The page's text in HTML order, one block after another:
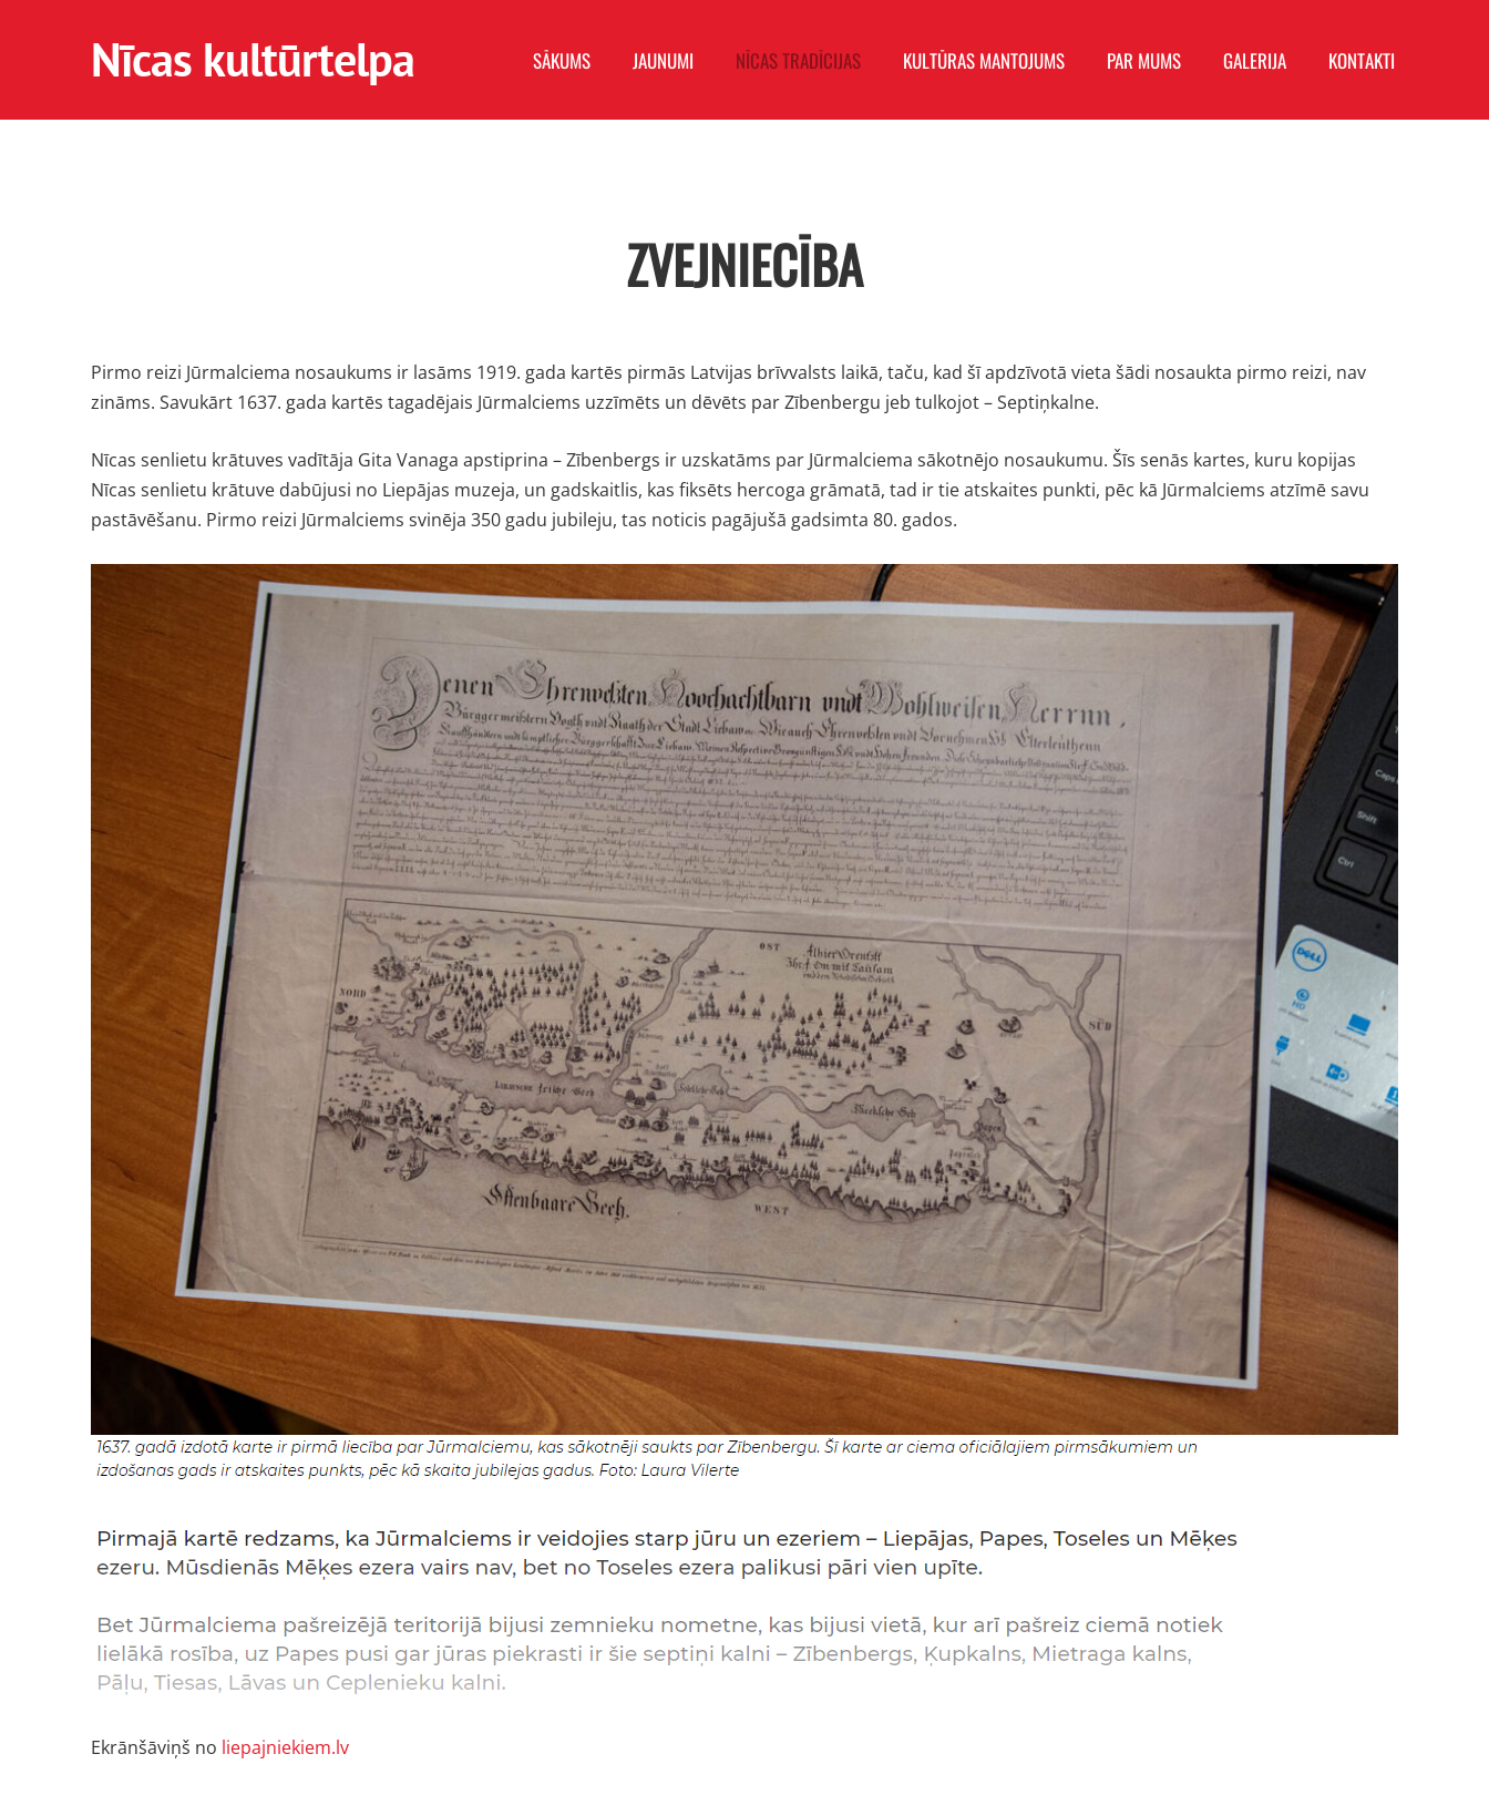
Nīcas kultūrtelpa SĀKUMS JAUNUMI NĪCAS TRADĪCIJAS KULTŪRAS MANTOJUMS PAR MUMS GALERIJA KONTAKTI
ZVEJNIECĪBA
Pirmo reizi Jūrmalciema nosaukums ir lasāms 1919. gada kartēs pirmās Latvijas brīvvalsts laikā, taču, kad šī apdzīvotā vieta šādi nosaukta pirmo reizi, nav
zināms. Savukārt 1637. gada kartēs tagadējais Jūrmalciems uzzīmēts un dēvēts par Zībenbergu jeb tulkojot – Septiņkalne.
Nīcas senlietu krātuves vadītāja Gita Vanaga apstiprina – Zībenbergs ir uzskatāms par Jūrmalciema sākotnējo nosaukumu. Šīs senās kartes, kuru kopijas
Nīcas senlietu krātuve dabūjusi no Liepājas muzeja, un gadskaitlis, kas fiksēts hercoga grāmatā, tad ir tie atskaites punkti, pēc kā Jūrmalciems atzīmē savu
pastāvēšanu. Pirmo reizi Jūrmalciems svinēja 350 gadu jubileju, tas noticis pagājušā gadsimta 80. gados.
Ekrānšāviņš no liepajniekiem.lv